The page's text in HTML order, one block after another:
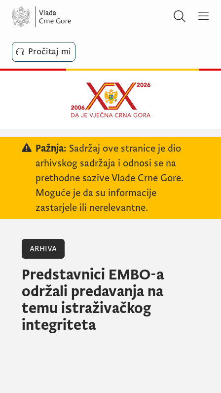
Pročitaj mi
Pažnja: Sadržaj ove stranice je dio
arhivskog sadržaja i odnosi se na
prethodne sazive Vlade Crne Gore.
Moguće je da su informacije
zastarjele ili nerelevantne.
ARHIVA
Predstavnici EMBO-a
održali predavanja na
temu istraživačkog
integriteta